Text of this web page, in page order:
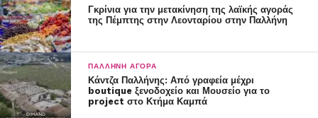
Γκρίνια για την μετακίνηση της λαϊκής αγοράς
της Πέμπτης στην Λεονταρίου στην Παλλήνη
ΠΑΛΛΉΝΗ ΑΓΟΡΆ
Κάντζα Παλλήνης: Από γραφεία μέχρι
boutique ξενοδοχείο και Μουσείο για το
project στο Κτήμα Καμπά